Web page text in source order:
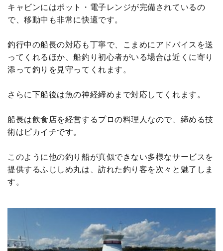
キャビンにはポット・電子レンジが完備されているの
で、移動中も非常に快適です。
釣行中の船長の対応も丁寧で、こまめにアドバイスを送
ってくれるほか、船釣り初心者がいる場合は近くに寄り
添って釣りを見守ってくれます。
さらに下船後は魚の神経締めまで対応してくれます。
船長は飲食店を経営するプロの料理人なので、締める技
術はピカイチです。
このように他の釣り船が真似できない多様なサービスを
提供するふじしめ丸は、訪れた釣り客を次々と魅了しま
す。